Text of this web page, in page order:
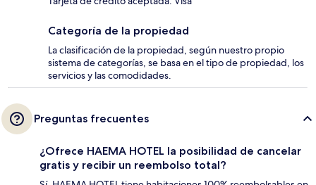
Categoría de la propiedad
La clasificación de la propiedad, según nuestro propio
sistema de categorías, se basa en el tipo de propiedad, los
servicios y las comodidades.
Preguntas frecuentes
¿Ofrece HAEMA HOTEL la posibilidad de cancelar
gratis y recibir un reembolso total?